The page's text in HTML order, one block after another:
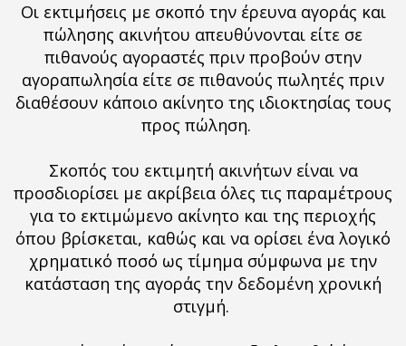
Οι εκτιμήσεις με σκοπό την έρευνα αγοράς και
πώλησης ακινήτου απευθύνονται είτε σε
πιθανούς αγοραστές πριν προβούν στην
αγοραπωλησία είτε σε πιθανούς πωλητές πριν
διαθέσουν κάποιο ακίνητο της ιδιοκτησίας τους
προς πώληση.
Σκοπός του εκτιμητή ακινήτων είναι να
προσδιορίσει με ακρίβεια όλες τις παραμέτρους
για το εκτιμώμενο ακίνητο και της περιοχής
όπου βρίσκεται, καθώς και να ορίσει ένα λογικό
χρηματικό ποσό ως τίμημα σύμφωνα με την
κατάσταση της αγοράς την δεδομένη χρονική
στιγμή.